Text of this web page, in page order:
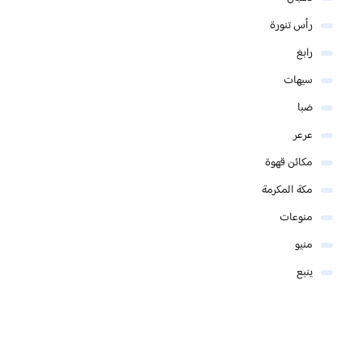
رأس تنورة
رابغ
سيهات
ضبا
عرعر
مكائن قهوة
مكة المكرمة
منوعات
منيو
ينبع